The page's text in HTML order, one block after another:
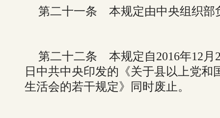
第二十一条 本规定由中央组织部
第二十二条 本规定自2016年12月
日中共中央印发的《关于县以上党和
生活会的若干规定》同时废止。